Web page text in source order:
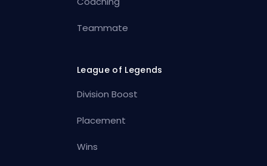
Teammate
League of Legends
Division Boost
Placement
Wins